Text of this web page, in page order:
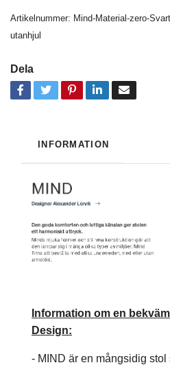
Artikelnummer: Mind-Material-zero-
utanhjul
Dela
INFORMATION
Information om en
Design:
- MIND är en mångsidig stol